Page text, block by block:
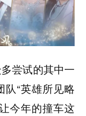
尝试的其中一
“英雄所见略
今年的撞车这